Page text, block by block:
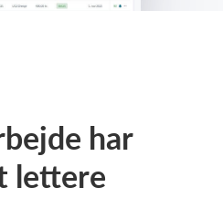
har
lettere